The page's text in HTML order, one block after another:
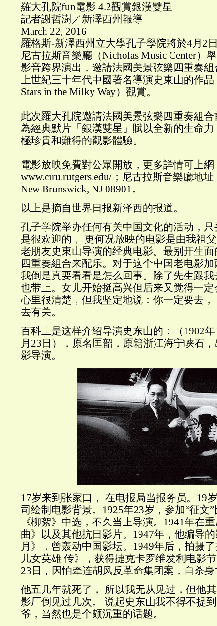
羅大孔院fun電影 4.2觀賞銀漢雙星
記者謝哲澍／新澤西州報導
March 22, 2016
羅格斯-新澤西州立大學孔子學院將於4月2
尼古拉斯音樂廳（Nicholas Music Center）
影音跨界演出，邀請法國美景弦樂四重奏
上世紀三十年代中國著名導演史東山的作
Stars in the Milky Way）觀賞。
此次羅大孔院邀請法國美景弦樂四重奏組
為經典默片「銀漢雙星」賦以全新的生命
極珍貴和難得的觀影體驗。
電影放映免費對公眾開放，更多詳情可上網
www.ciru.rutgers.edu/；尼古拉斯音樂廳地址
New Brunswick, NJ 08901。
以上是摘自世界日报新泽西的报道。
孔子学院举办任何有关中国文化的活动，
是很欢迎的， 更何况放映的电影是由我祖
老朋友史東山导演的经典电影。最别开生
四重奏組合来配乐。对于这个中国老电影
我倒是真要看看是怎么回事。除了先生跟
也带上。女儿开始挺高兴但后来又觉得一
心里很清楚，但我坚定地说：你一定要去，
去有关。
百科上是这样介绍导演史东山的：（1902
月23日），原名匡韶，原籍浙江海宁峡石
影导演。
17岁来到张家口， 在电报局当报务员。19
司绘制电影背景。1925年23岁，参加“征文
《柳絮》中选，不久当上导演。1941年在
曲》以及其他抗日影片。1947年，他编导
月》，曾轰动中国影坛。1949年后，拍摄
儿女英雄 传》，获得捷克卡罗维发利电影
23日，因怕牵连胡风反革命集团案，自杀
他五几年就死了， 所以我无从见过，但他
影厂倒见过几次。 说起史东山我不得不提
爷，当然也是个颇沉重的话题。